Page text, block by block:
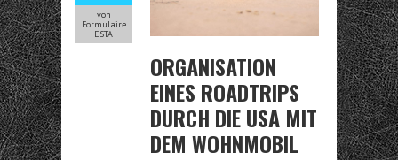
von
Formulaire
ESTA
ORGANISATION
EINES ROADTRIPS
DURCH DIE USA MIT
DEM WOHNMOBIL